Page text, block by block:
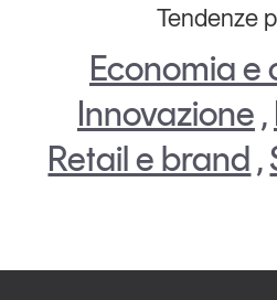
Tendenze
Economia e
Innovazione ,
Retail e brand ,